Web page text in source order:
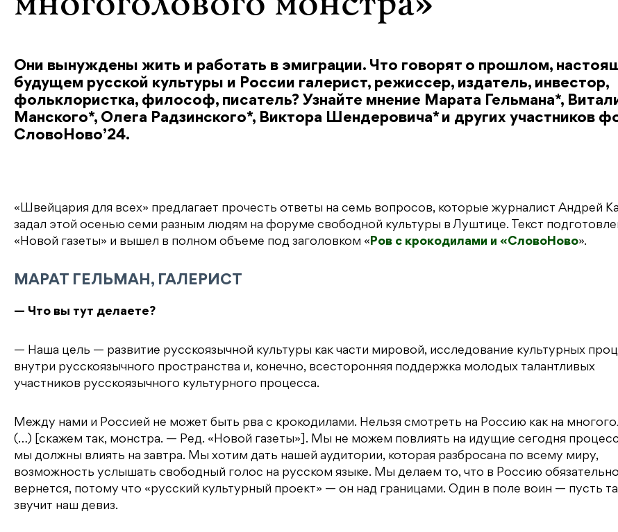
Они вынуждены жить и работать в эмиграции. Что говорят о прошлом,
будущем русской культуры и России галерист, режиссер, издатель, инвестор,
фольклористка, философ, писатель? Узнайте мнение Марата Гельмана*,
Манского*, Олега Радзинского*, Виктора Шендеровича* и других участников
СловоНово’24.
«Швейцария для всех» предлагает прочесть ответы на семь вопросов, которые журналист Андрей
задал этой осенью семи разным людям на форуме свободной культуры в Луштице. Текст
«Новой газеты» и вышел в полном объеме под заголовком « Ров с крокодилами и «СловоНово».
МАРАТ ГЕЛЬМАН, ГАЛЕРИСТ
— Что вы тут делаете?
— Наша цель — развитие русскоязычной культуры как части мировой, исследование культурных
внутри русскоязычного пространства и, конечно, всесторонняя поддержка молодых талантливых
участников русскоязычного культурного процесса.
Между нами и Россией не может быть рва с крокодилами. Нельзя смотреть на Россию как на
(…) [скажем так, монстра. — Ред. «Новой газеты»]. Мы не можем повлиять на идущие сегодня
мы должны влиять на завтра. Мы хотим дать нашей аудитории, которая разбросана по всему миру,
возможность услышать свободный голос на русском языке. Мы делаем то, что в Россию обязательно
вернется, потому что «русский культурный проект» — он над границами. Один в поле воин — пусть
звучит наш девиз.